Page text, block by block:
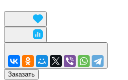
Заказать